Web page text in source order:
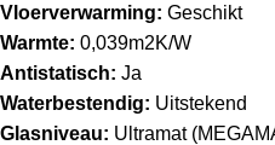
Vloerverwarming: Geschikt
Warmte: 0,039m2K/W
Antistatisch: Ja
Waterbestendig: Uitstekend
Glasniveau: Ultramat